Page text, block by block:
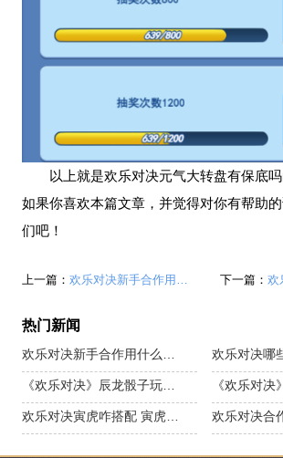
以上就是欢乐对决元气大转盘有保底
如果你喜欢本篇文章，并觉得对你有帮助
们吧！
上一篇： 下一篇：
热门新闻
《欢乐对决》辰龙骰子玩法爆料 属性面板一览
欢乐对决寅虎咋搭配 寅虎阵容搭配攻略